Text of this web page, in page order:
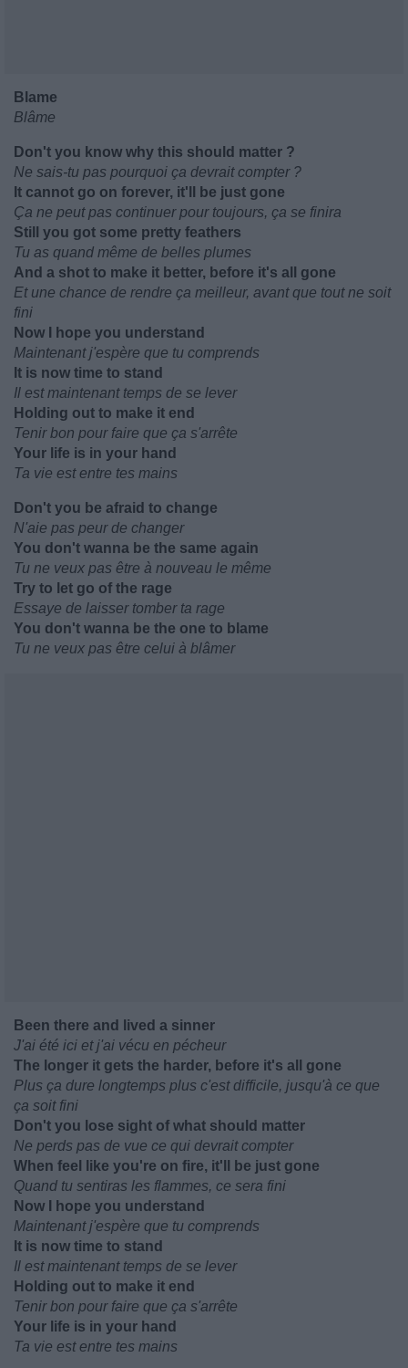
Blame
Blâme
Don't you know why this should matter ?
Ne sais-tu pas pourquoi ça devrait compter ?
It cannot go on forever, it'll be just gone
Ça ne peut pas continuer pour toujours, ça se finira
Still you got some pretty feathers
Tu as quand même de belles plumes
And a shot to make it better, before it's all gone
Et une chance de rendre ça meilleur, avant que tout ne soit
fini
Now I hope you understand
Maintenant j'espère que tu comprends
It is now time to stand
Il est maintenant temps de se lever
Holding out to make it end
Tenir bon pour faire que ça s'arrête
Your life is in your hand
Ta vie est entre tes mains
Don't you be afraid to change
N'aie pas peur de changer
You don't wanna be the same again
Tu ne veux pas être à nouveau le même
Try to let go of the rage
Essaye de laisser tomber ta rage
You don't wanna be the one to blame
Tu ne veux pas être celui à blâmer
Been there and lived a sinner
J'ai été ici et j'ai vécu en pécheur
The longer it gets the harder, before it's all gone
Plus ça dure longtemps plus c'est difficile, jusqu'à ce que
ça soit fini
Don't you lose sight of what should matter
Ne perds pas de vue ce qui devrait compter
When feel like you're on fire, it'll be just gone
Quand tu sentiras les flammes, ce sera fini
Now I hope you understand
Maintenant j'espère que tu comprends
It is now time to stand
Il est maintenant temps de se lever
Holding out to make it end
Tenir bon pour faire que ça s'arrête
Your life is in your hand
Ta vie est entre tes mains